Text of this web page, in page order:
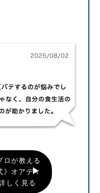
ロが教える
オアディ
しく見る